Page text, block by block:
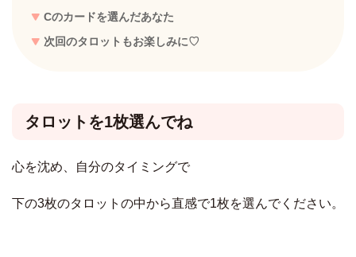
Cのカードを選んだあなた
次回のタロットもお楽しみに♡
タロットを1枚選んでね
心を沈め、自分のタイミングで
下の3枚のタロットの中から直感で1枚を選んでください。